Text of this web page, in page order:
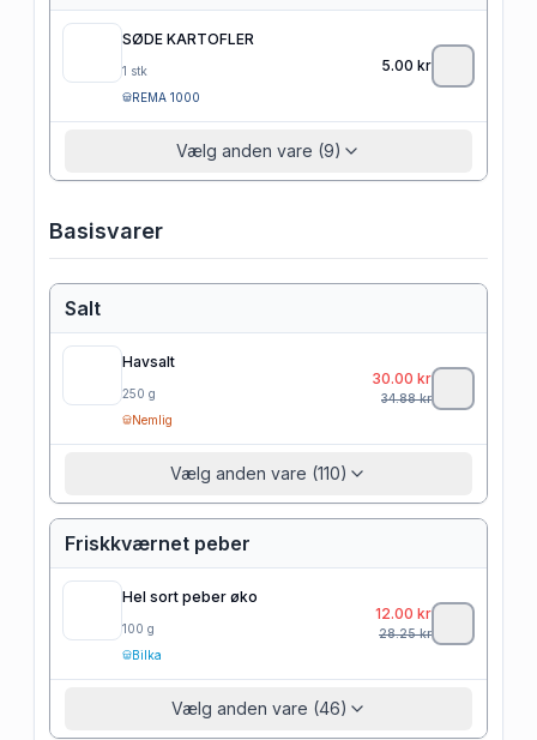
SØDE KARTOFLER
1 stk
REMA 1000
5.00 kr
Vælg anden vare (9)
Basisvarer
Salt
Havsalt
250 g
Nemlig
30.00 kr
34.88kr
Vælg anden vare (110)
Friskkværnet peber
Hel sort peber øko
100 g
Bilka
12.00 kr
28.25kr
Vælg anden vare (46)